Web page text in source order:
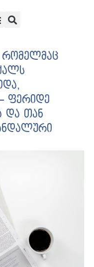
ფერიდე
და თან